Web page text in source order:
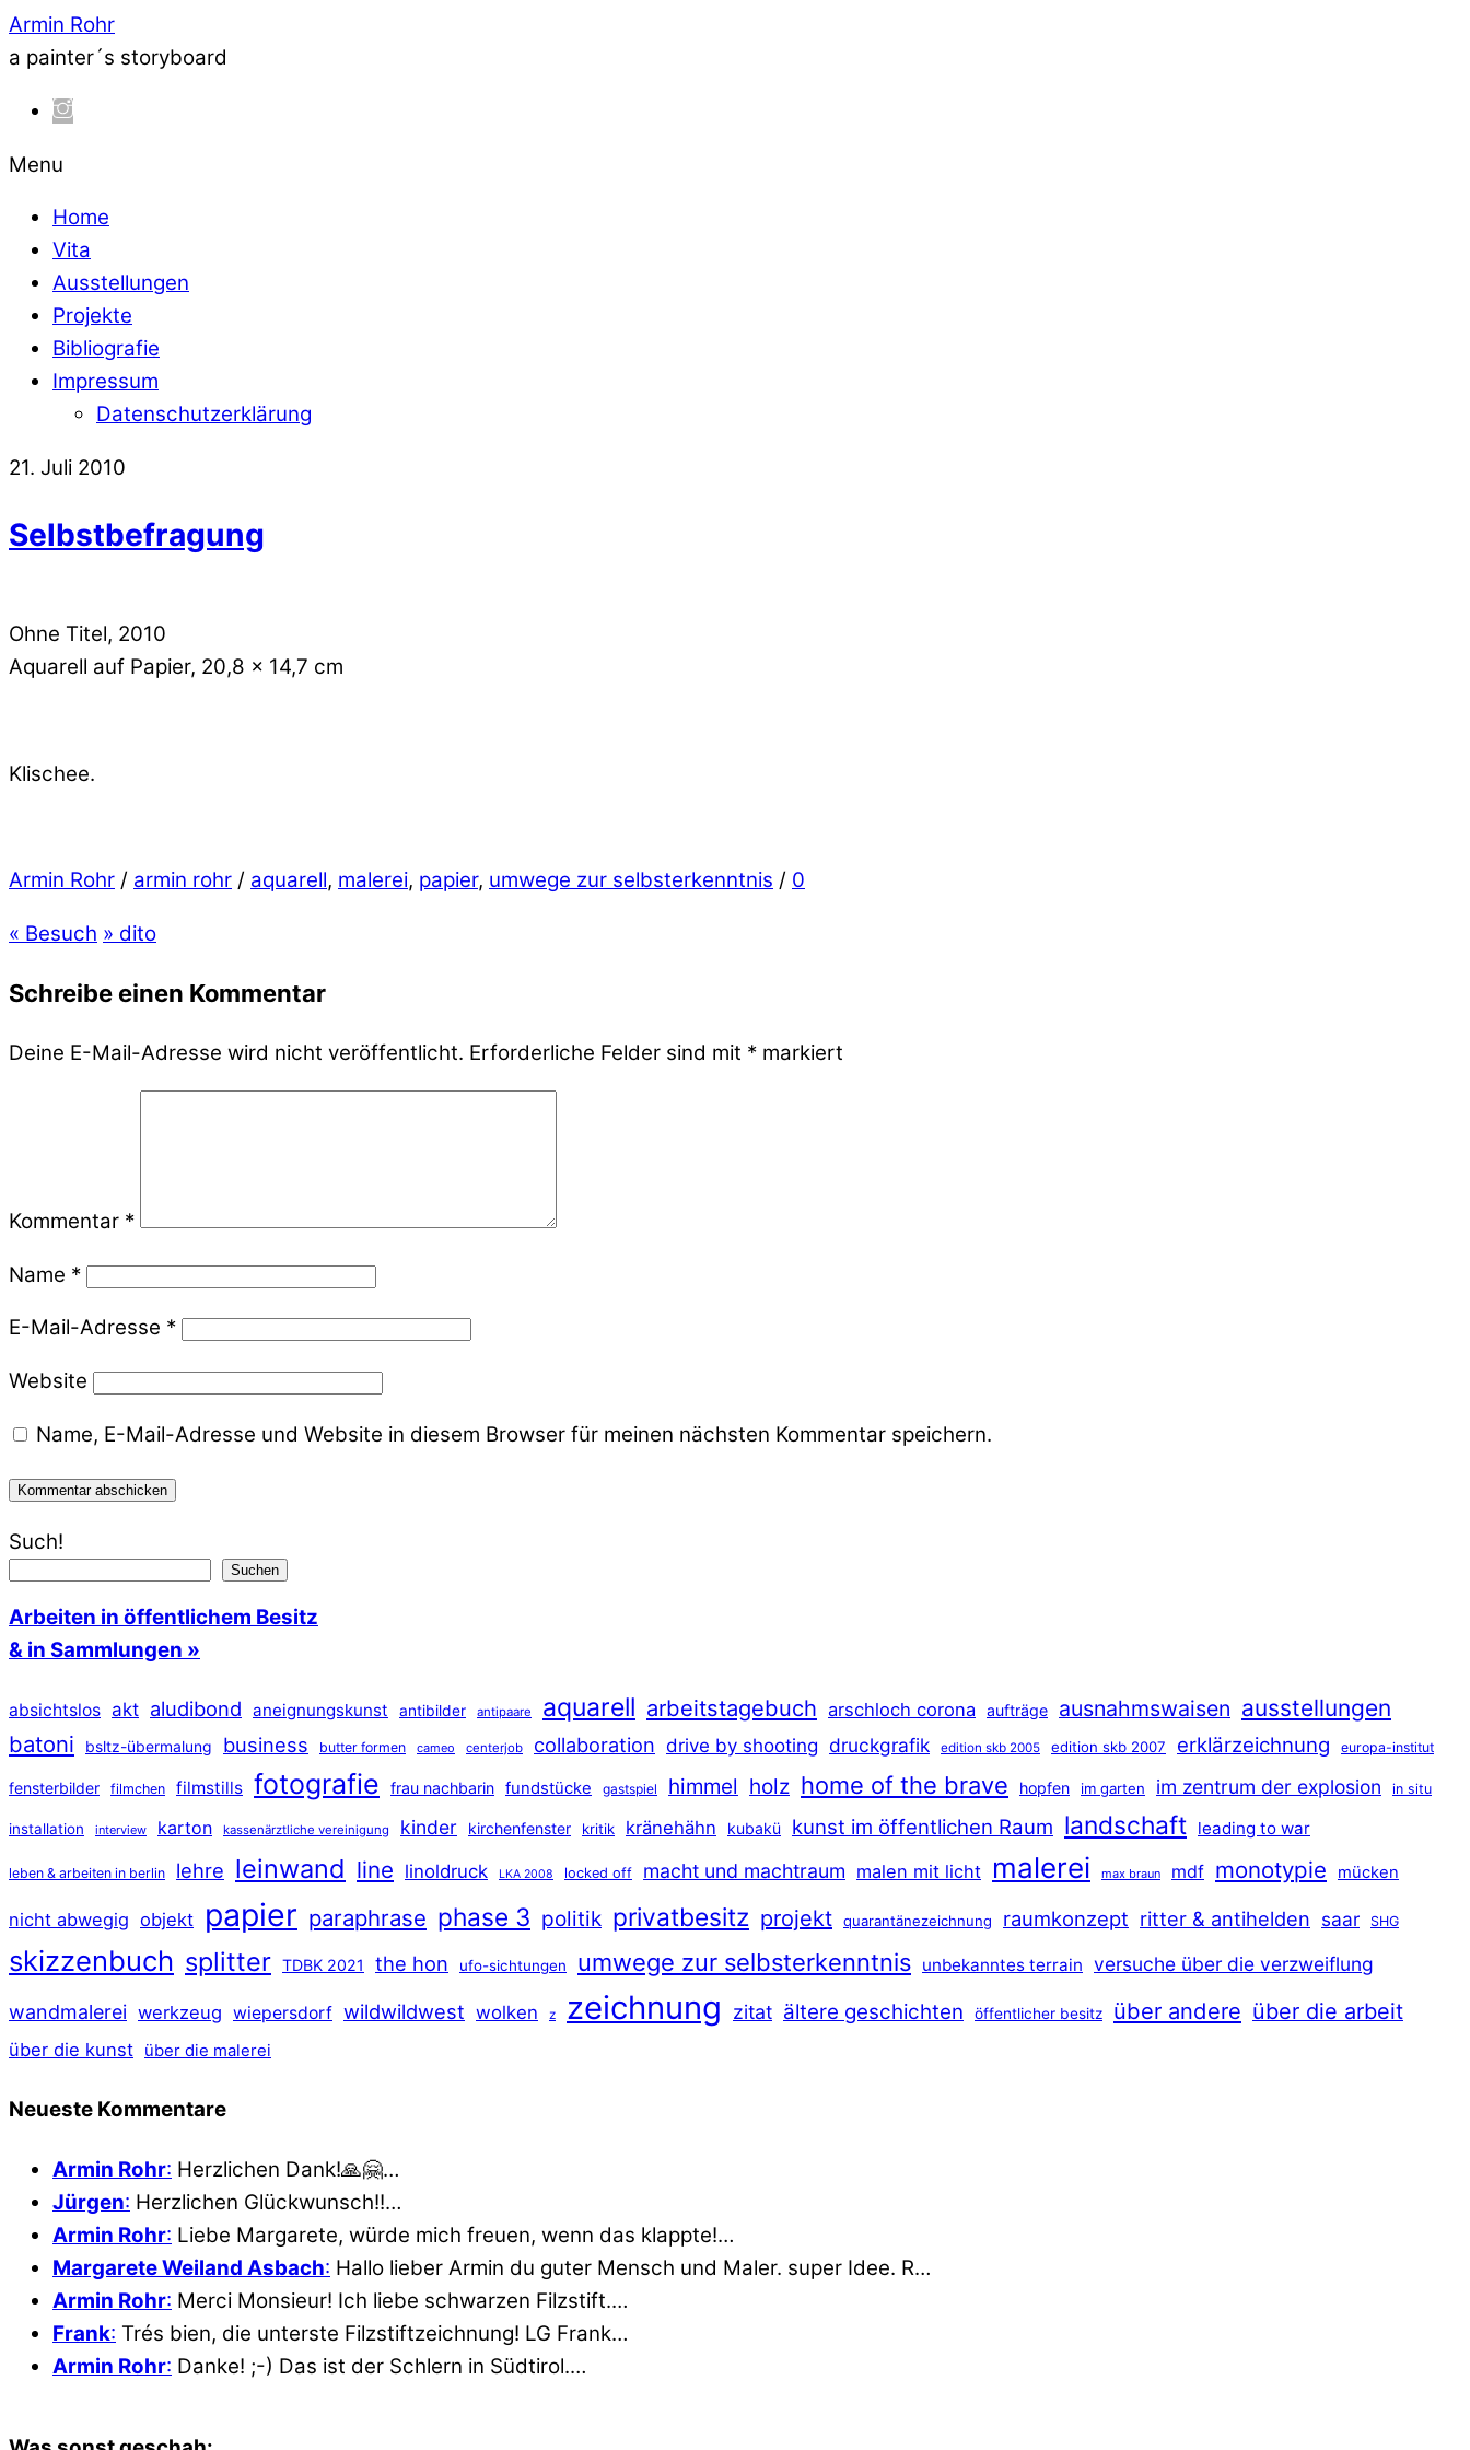
Armin Rohr
a painter´s storyboard
Menu
Home
Vita
Ausstellungen
Projekte
Bibliografie
Impressum
Datenschutzerklärung
21. Juli 2010
Selbstbefragung
Ohne Titel, 2010
Aquarell auf Papier, 20,8 x 14,7 cm
Klischee.
Armin Rohr / armin rohr / aquarell, malerei, papier, umwege zur selbsterkenntnis / 0
« Besuch » dito
Schreibe einen Kommentar
Deine E-Mail-Adresse wird nicht veröffentlicht. Erforderliche Felder sind mit * markiert
Kommentar *
Name *
E-Mail-Adresse *
Website
Name, E-Mail-Adresse und Website in diesem Browser für meinen nächsten Kommentar speichern.
Such!
Suchen
Arbeiten in öffentlichem Besitz
& in Sammlungen »
absichtslos akt aludibond aneignungskunst antibilder antipaare aquarell arbeitstagebuch arschloch corona aufträge ausnahmswaisen ausstellungen
batoni
bsltz-übermalung business butter formen cameo centerjob collaboration drive by shooting druckgrafik edition skb 2005 edition skb 2007 erklärzeichnung europa-institut
fensterbilder filmchen filmstills fotografie frau nachbarin fundstücke gastspiel himmel holz home of the brave hopfen im garten im zentrum der explosion in situ
installation interview karton kassenärztliche vereinigung kinder kirchenfenster kritik kränehähn kubakü kunst im öffentlichen Raum landschaft leading to war
leben & arbeiten in berlin lehre leinwand line linoldruck LKA 2008 locked off macht und machtraum malen mit licht malerei max braun mdf monotypie mücken
nicht abwegig objekt papier paraphrase phase 3 politik privatbesitz projekt quarantänezeichnung raumkonzept ritter & antihelden saar SHG
skizzenbuch splitter TDBK 2021 the hon ufo-sichtungen umwege zur selbsterkenntnis unbekanntes terrain versuche über die verzweiflung
wandmalerei werkzeug wiepersdorf wildwildwest wolken z zeichnung zitat ältere geschichten öffentlicher besitz über andere über die arbeit
über die kunst über die malerei
Neueste Kommentare
Armin Rohr: Herzlichen Dank!🙏🤗…
Jürgen: Herzlichen Glückwunsch!!…
Armin Rohr: Liebe Margarete, würde mich freuen, wenn das klappte!…
Margarete Weiland Asbach: Hallo lieber Armin du guter Mensch und Maler. super Idee. R…
Armin Rohr: Merci Monsieur! Ich liebe schwarzen Filzstift.…
Frank: Trés bien, die unterste Filzstiftzeichnung! LG Frank…
Armin Rohr: Danke! ;-) Das ist der Schlern in Südtirol.…